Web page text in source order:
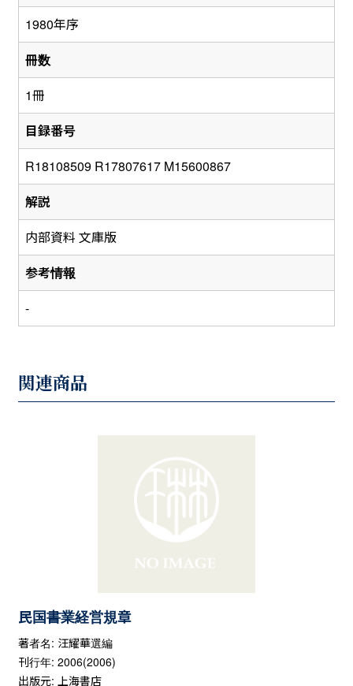
1980年序
冊数
1冊
目録番号
R18108509 R17807617 M15600867
解説
内部資料 文庫版
参考情報
-
関連商品
民国書業経営規章
著者名: 汪耀華選編
刊行年: 2006(2006)
出版元: 上海書店